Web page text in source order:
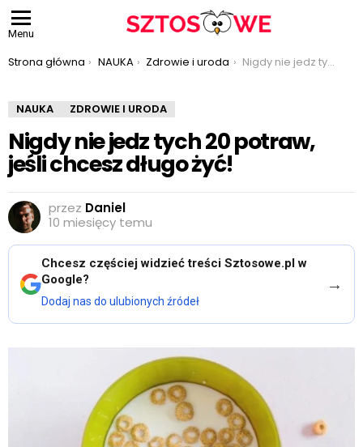
Menu
Jesteś tutaj:
Strona główna NAUKA Zdrowie i uroda Nigdy nie jedz tych 20 potraw, jeśli chcesz długo żyć!
NAUKA ZDROWIE I URODA
Nigdy nie jedz tych 20 potraw,
jeśli chcesz długo żyć!
przez Daniel
10 miesięcy temu
Chcesz częściej widzieć treści Sztosowe.pl w
Google?
Dodaj nas do ulubionych źródeł
→